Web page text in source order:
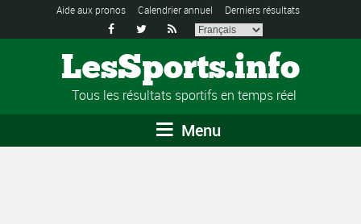
Aide aux pronos Calendrier annuel Derniers résultats
  
LesSports.info
Tous les résultats sportifs en temps réel
Menu